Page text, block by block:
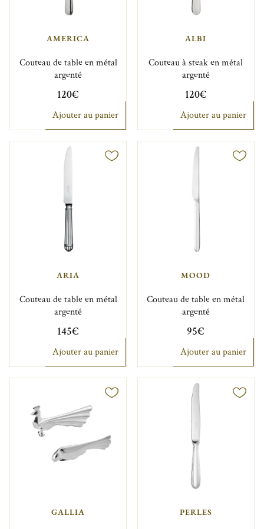
AMERICA
Couteau de table en métal
argenté
120€
Ajouter au panier
ALBI
Couteau à steak en métal
argenté
120€
Ajouter au panier
ARIA
Couteau de table en métal
argenté
145€
Ajouter au panier
MOOD
Couteau de table en métal
argenté
95€
Ajouter au panier
GALLIA PERLES